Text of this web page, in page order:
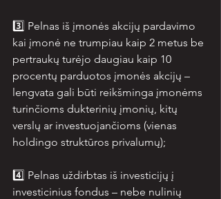
3️⃣ Pelnas iš įmonės akcijų pardavimo
kai įmonė ne trumpiau kaip 2 metus be
pertraukų turėjo daugiau kaip 10
procentų parduotos įmonės akcijų –
lengvata gali būti reikšminga įmonėms
turinčioms dukterinių įmonių, kitų
verslų ar investuojančioms (vienas
holdingo struktūros privalumų);
4️⃣ Pelnas uždirbtas iš investicijų į
investicinius fondus – nebe nulinių